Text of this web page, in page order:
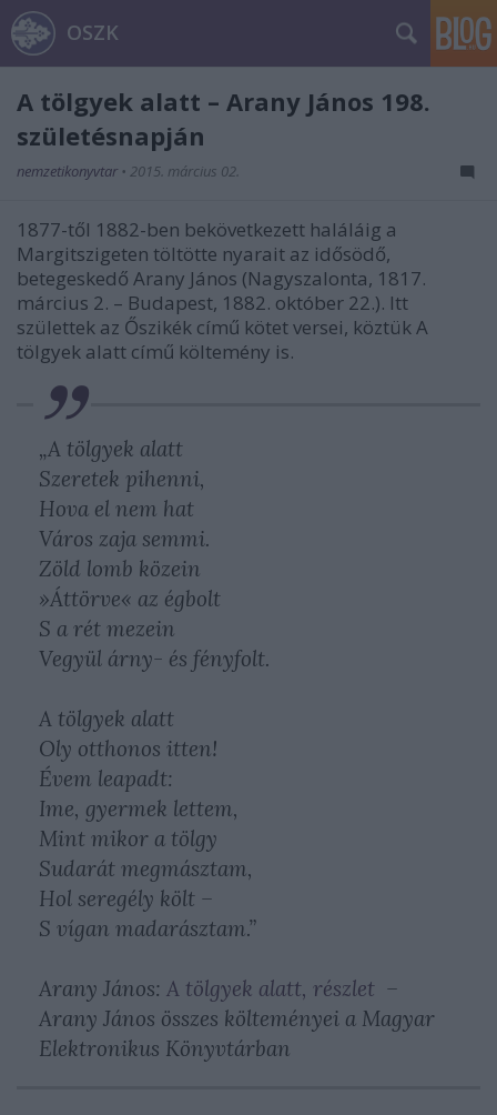
OSZK
A tölgyek alatt – Arany János 198.
születésnapján
nemzetikonyvtar • 2015. március 02.
1877-től 1882-ben bekövetkezett haláláig a
Margitszigeten töltötte nyarait az idősödő,
betegeskedő Arany János (Nagyszalonta, 1817.
március 2. – Budapest, 1882. október 22.). Itt
születtek az Őszikék című kötet versei, köztük A
tölgyek alatt című költemény is.
„A tölgyek alatt
Szeretek pihenni,
Hova el nem hat
Város zaja semmi.
Zöld lomb közein
»Áttörve« az égbolt
S a rét mezein
Vegyül árny- és fényfolt.
A tölgyek alatt
Oly otthonos itten!
Évem leapadt:
Ime, gyermek lettem,
Mint mikor a tölgy
Sudarát megmásztam,
Hol seregély költ –
S vígan madarásztam.”
Arany János: A tölgyek alatt, részlet –
Arany János összes költeményei a Magyar
Elektronikus Könyvtárban